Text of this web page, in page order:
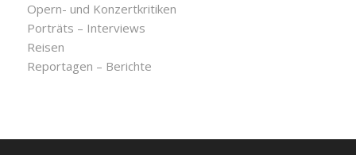
Opern- und Konzertkritiken
Porträts – Interviews
Reisen
Reportagen – Berichte